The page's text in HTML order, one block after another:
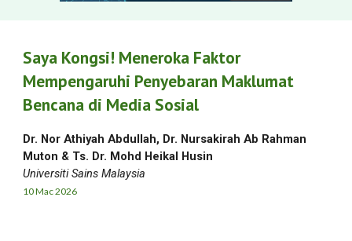
Saya Kongsi! Meneroka Faktor
Mempengaruhi Penyebaran Maklumat
Bencana di Media Sosial
Dr. Nor Athiyah Abdullah, Dr. Nursakirah Ab Rahman
Muton & Ts. Dr. Mohd Heikal Husin
Universiti Sains Malaysia
10Mac2026